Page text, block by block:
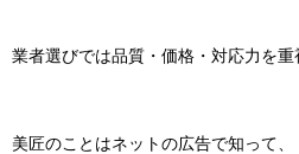
業者選びでは品質・価格・対応力を重
美匠のことはネットの広告で知って、